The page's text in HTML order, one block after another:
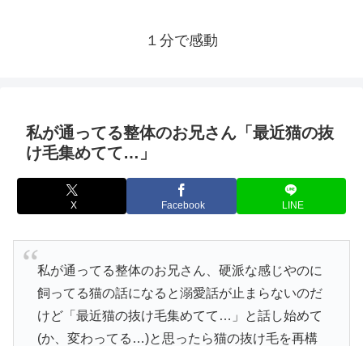
１分で感動
私が通ってる整体のお兄さん「最近猫の抜
け毛集めてて…」
X Facebook LINE
私が通ってる整体のお兄さん、硬派な感じやのに
飼ってる猫の話になると溺愛話が止まらないのだ
けど「最近猫の抜け毛集めてて…」と話し始めて
(か、変わってる…)と思ったら猫の抜け毛を再構